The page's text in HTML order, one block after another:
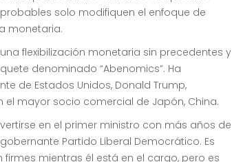
solo modifiquen el enfoque de
monetaria.
flexibilización monetaria sin precedentes y
denominado “Abenomics”. Ha
de Estados Unidos, Donald Trump,
mayor socio comercial de Japón, China.
en el primer ministro con más años de
Partido Liberal Democrático. Es
mientras él está en el cargo, pero es